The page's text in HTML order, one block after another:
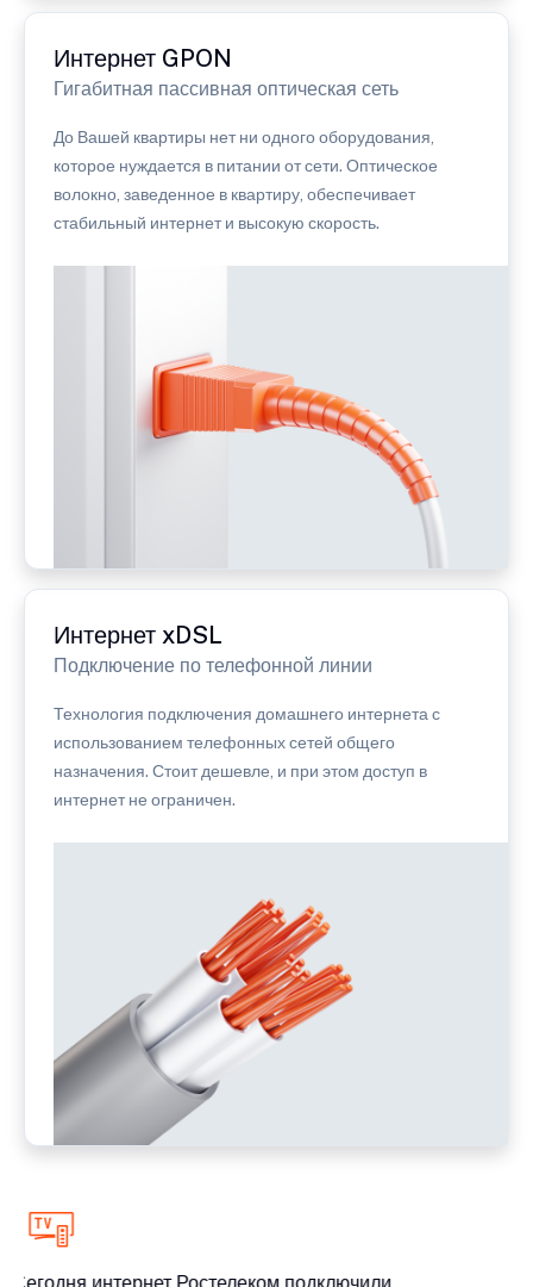
Интернет GPON
Гигабитная пассивная оптическая сеть
До Вашей квартиры нет ни одного оборудования,
которое нуждается в питании от сети. Оптическое
волокно, заведенное в квартиру, обеспечивает
стабильный интернет и высокую скорость.
Интернет xDSL
Подключение по телефонной линии
Технология подключения домашнего интернета с
использованием телефонных сетей общего
назначения. Стоит дешевле, и при этом доступ в
интернет не ограничен.